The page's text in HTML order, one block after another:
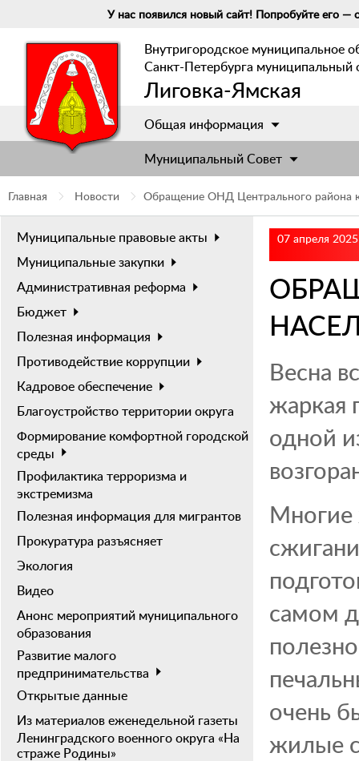
У нас появился новый сайт! Попробуйте его —
Внутригородское муниципальное
Санкт-Петербурга муниципальный
Лиговка-Ямская
Общая информация
Муниципальный Cовет
Главная Новости Обращение ОНД Центрального района
Муниципальные правовые акты
Муниципальные закупки
Административная реформа
Бюджет
Полезная информация
Противодействие коррупции
Кадровое обеспечение
Благоустройство территории округа
Формирование комфортной городской
среды
Профилактика терроризма и
экстремизма
Полезная информация для мигрантов
Прокуратура разъясняет
Экология
Видео
Анонс мероприятий муниципального
образования
Развитие малого
предпринимательства
Открытые данные
Из материалов еженедельной газеты
Ленинградского военного округа «На
страже Родины»
07 апреля 2025
Весна
жаркая
одной
Многие
самом
очень
жилые